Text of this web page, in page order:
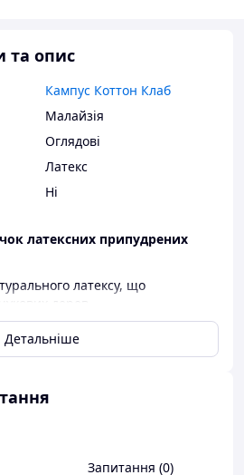
та опис
Кампус Коттон Клаб
Малайзія
Оглядові
Латекс
Ні
латексних припудрених
латексу, що
дерев.
сили розтяжіння та
латексні рукавички
види рукавичок.
не шкодять навколишньому
мм.
Детальніше
Запитання (0)